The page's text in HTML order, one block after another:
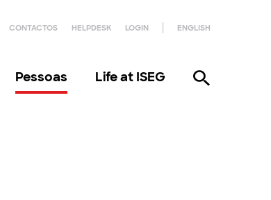
CONTACTOS HELPDESK LOGIN ENGLISH
Pessoas Life at ISEG